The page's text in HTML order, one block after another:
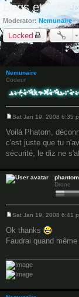
Bugs et
Moderator: Nemunaire
Locked
Nemunaire
Codeur
o
s
t
Sat Jan 19, 2008 6:35
Voilà Phatom,
c'est juste que tu
sécurité, le diz ne
phantom
Drone
o
s
t
Sat Jan 19, 2008 6:41
Ok thanks
Faudrai quand